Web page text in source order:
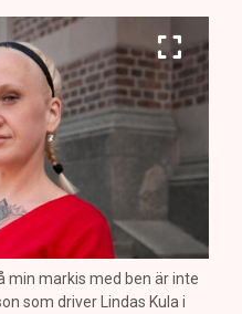
min markis med ben är inte
som driver Lindas Kula i